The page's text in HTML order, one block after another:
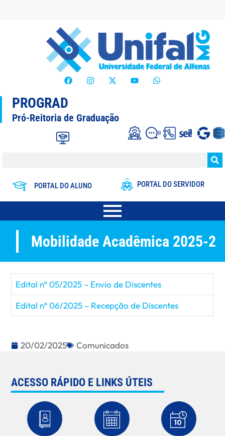
PROGRAD
Pró-Reitoria de Graduação
PORTAL DO ALUNO PORTAL DO SERVIDOR
Mobilidade Acadêmica 2025-2
Edital nº 05/2025 – Envio de Discentes
Edital nº 06/2025 – Recepção de Discentes
20/02/2025 Comunicados
ACESSO RÁPIDO E LINKS ÚTEIS